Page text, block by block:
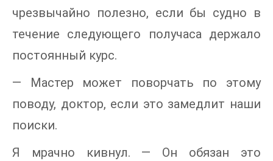
чрезвычайно полезно, если бы судно в
течение следующего получаса держало
постоянный курс.
— Мастер может поворчать по этому
поводу, доктор, если это замедлит наши
поиски.
Я мрачно кивнул. — Он обязан это